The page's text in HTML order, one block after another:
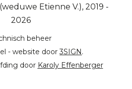
Etienne V.), 2019 -
2026
beheer
- website door3SIGN.
door Karoly Effenberger